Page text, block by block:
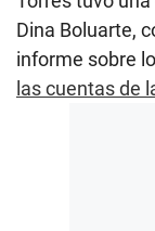
Dina Boluarte,
informe sobre
las cuentas de